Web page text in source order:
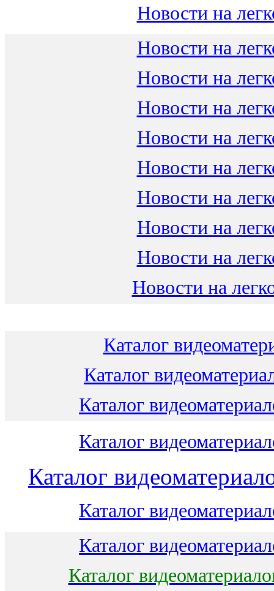
Новости на
Новости на
Новости на
Новости на
Новости на
Новости на
Новости на
Новости на
Новости на
Новости на
Каталог
Каталог
Каталог
Каталог
Каталог
Каталог
Каталог
Каталог